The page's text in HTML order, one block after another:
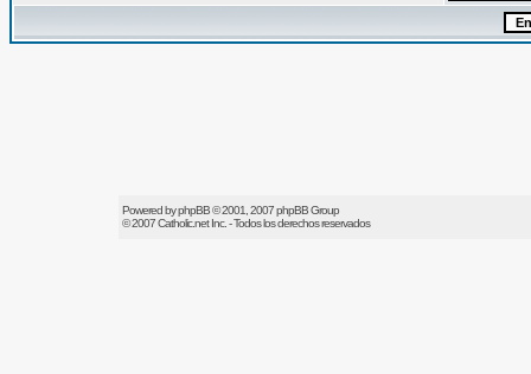
Powered byphpBB© 2001, 2007 phpBB Group
© 2007Catholic.netInc. - Todos los derechos reservados